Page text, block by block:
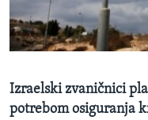
MAGAZIN
O GLASU AMERIKE
Learning English
Izraelski zvaničnici
potrebom osiguranja